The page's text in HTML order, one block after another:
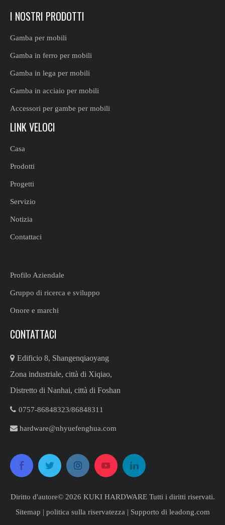
I NOSTRI PRODOTTI
Gamba per mobili
Gamba in ferro per mobili
Gamba in lega per mobili
Gamba in acciaio per mobili
Accessori per gambe per mobili
LINK VELOCI
Casa
Prodotti
Progetti
Servizio
Notizia
Contattaci
Profilo Aziendale
Gruppo di ricerca e sviluppo
Onore e marchi
CONTATTACI
 Edificio 8, Shangenqiaoyang
Zona industriale, città di Xiqiao,
Distretto di Nanhai, città di Foshan
 0757-86848323/86848311​​​​​​​
 hardware@nhyuefenghua.com
Diritto d'autore© 2026 ​​​​​​​ KUKI HARDWARE Tutti i diritti riservati.
Sitemap | politica sulla riservatezza | Supporto di leadong.com